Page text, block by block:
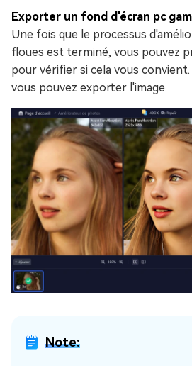
Exporter un fond d'écran pc
Une fois que le processus
floues est terminé, vous pouvez
pour vérifier si cela vous
vous pouvez exporter l'image.
Note: